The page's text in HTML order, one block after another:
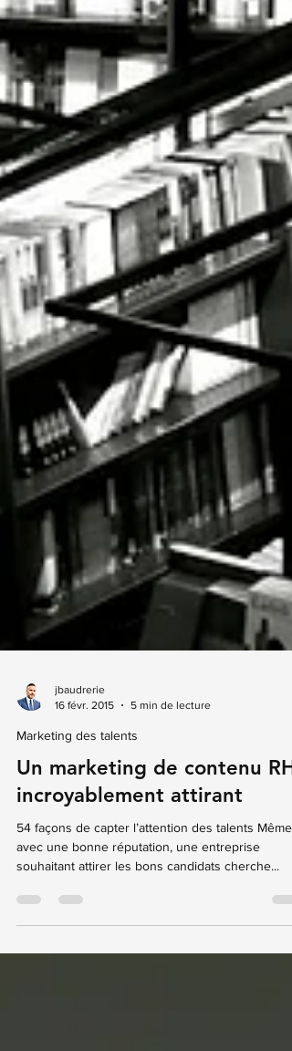
16 févr. 2015
Marketing des talents
Un marketing de contenu RH
incroyablement attirant
54 façons de capter l’attention des talents Même
avec une bonne réputation, une entreprise